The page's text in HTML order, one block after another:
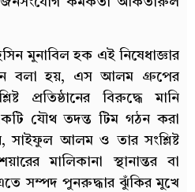
মুনাবিল হক এই নিষেধাজ্ঞার
বলা হয়, এস আলম গ্রুপের
প্রতিষ্ঠানের বিরুদ্ধে মানি
যৌথ তদন্ত টিম গঠন করা
সাইফুল আলম ও তার সংশ্লিষ্ট
মালিকানা স্থানান্তর বা
সম্পদ পুনরুদ্ধার ঝুঁকির মুখে